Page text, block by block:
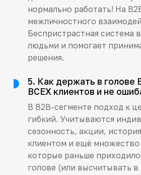
нормально работать! На
межличностного
Беспристрастная система
людьми и помогает
решения.
5. Как держать в голове
ВСЕХ клиентов и не
В B2B-сегменте подход к
гибкий. Учитываются
сезонность, акции,
клиентом и ещё множество
которые раньше
голове (или высчитывать